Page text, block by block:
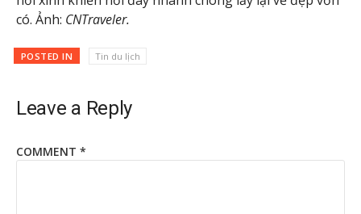
có. Ảnh: CNTraveler.
POSTED IN Tin du lịch
Leave a Reply
COMMENT *